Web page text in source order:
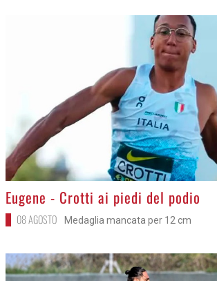
>
Eugene - Crotti ai piedi del podio
08 AGOSTO Medaglia mancata per 12 cm